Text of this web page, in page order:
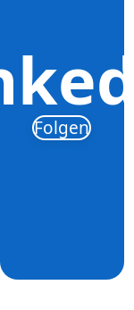
Folgen